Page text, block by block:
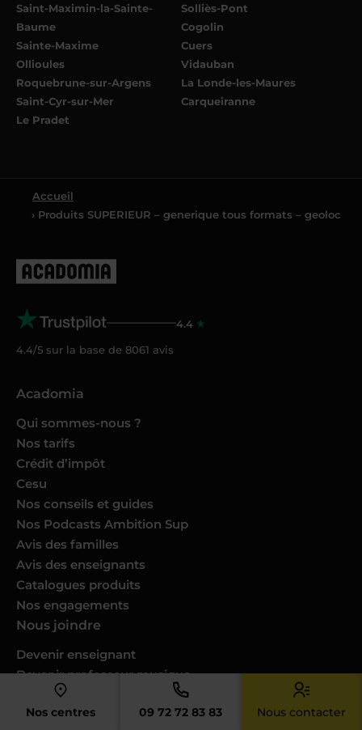
Nos centres 09 72 72 83 83 Nous contacter
Saint-Maximin-la-Sainte-
Baume
Sainte-Maxime
Ollioules
Roquebrune-sur-Argens
Saint-Cyr-sur-Mer
Le Pradet
Solliès-Pont
Cogolin
Cuers
Vidauban
La Londe-les-Maures
Carqueiranne
Accueil
› Produits SUPERIEUR – generique tous formats – geoloc
4.4
4.4/5 sur la base de 8061 avis
Acadomia
Qui sommes-nous ?
Nos tarifs
Crédit d’impôt
Cesu
Nos conseils et guides
Nos Podcasts Ambition Sup
Avis des familles
Avis des enseignants
Catalogues produits
Nos engagements
Nous joindre
Devenir enseignant
Devenir professeur musique
Trouver un cours dans ma ville
Donner des cours dans votre ville